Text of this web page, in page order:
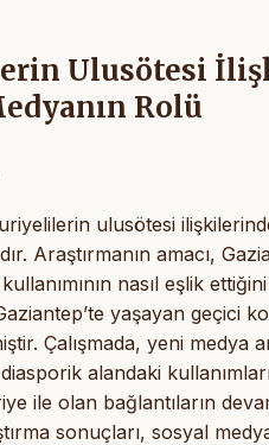
Ulusötesi
Rolü
ulusötesi
Araştırmanın amacı,
nasıl eşlik
yaşayan geçici
Çalışmada, yeni medya
alandaki
ile olan bağlantıların
sonuçları, sosyal